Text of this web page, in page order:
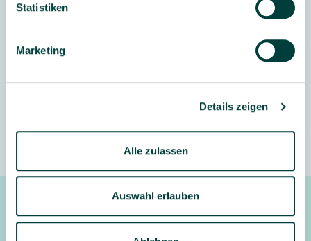
Statistiken
Marketing
Details zeigen
Alle zulassen
Auswahl erlauben
Newsletter